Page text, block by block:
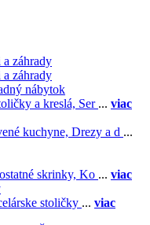
záhrady
záhrady
nábytok
a kreslá, Ser ... viac
kuchyne, Drezy a d ...
skrinky, Ko ... viac
stoličky ... viac